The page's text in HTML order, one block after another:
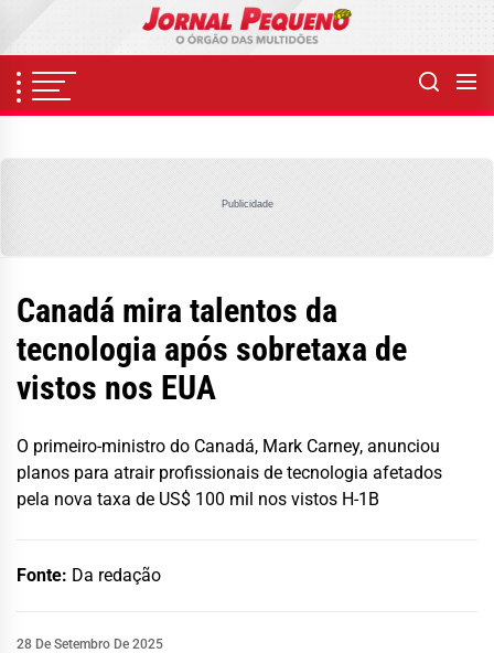
content
Publicidade
Canadá mira talentos da
tecnologia após sobretaxa de
vistos nos EUA
O primeiro-ministro do Canadá, Mark Carney, anunciou
planos para atrair profissionais de tecnologia afetados
pela nova taxa de US$ 100 mil nos vistos H-1B
Fonte: Da redação
28 De Setembro De 2025